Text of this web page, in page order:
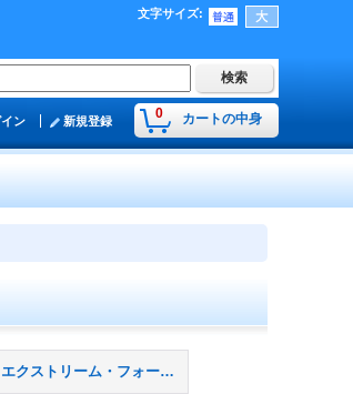
文字サイズ:
0 カートの中身
ン 新規登録
エクストリーム・フォース（ＥＸＦＯ）